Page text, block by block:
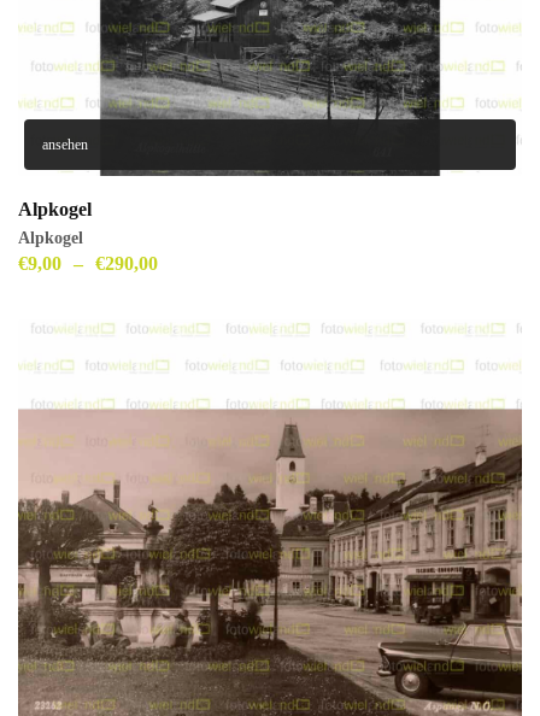
ansehen
Alpkogel
Alpkogel
€9,00 – €290,00